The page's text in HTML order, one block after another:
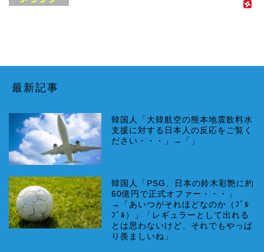
最新記事
韓国人「大韓航空の熊本地震飲料水
支援に対する日本人の反応をご覧く
ださい・・・」→「」
韓国人「PSG、日本の鈴木彩艶に約
60億円で正式オファー・・・」
→「あいつがそれほどなのか（ﾌﾞﾙ
ﾌﾞﾙ）」「レギュラーとして出れる
とは思わないけど、それでもやっぱ
り羨ましいね」